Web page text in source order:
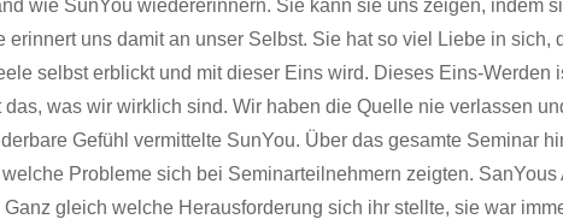
wie SunYou wiedererinnern. Sie kann sie uns zeigen, indem
erinnert uns damit an unser Selbst. Sie hat so viel Liebe in sich,
selbst erblickt und mit dieser Eins wird. Dieses Eins-Werden
was wir wirklich sind. Wir haben die Quelle nie verlassen
Gefühl vermittelte SunYou. Über das gesamte Seminar
Probleme sich bei Seminarteilnehmern zeigten. SanYous
gleich welche Herausforderung sich ihr stellte, sie war